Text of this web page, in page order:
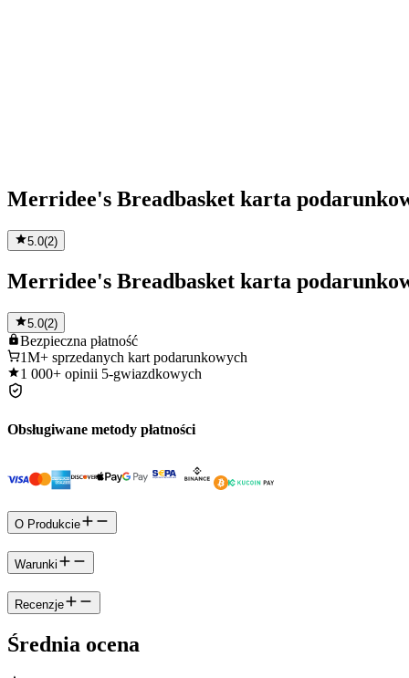
Merridee's Breadbasket karta
5.0(2)
Merridee's Breadbasket karta
5.0(2)
Bezpieczna płatność
1M+ sprzedanych kart podarunkowych
1 000+ opinii 5-gwiazdkowych
Obsługiwane metody płatności
O Produkcie
Warunki
Recenzje
Średnia ocena